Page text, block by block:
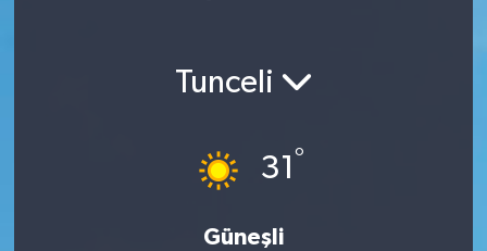
Tunceli
31°
Güneşli